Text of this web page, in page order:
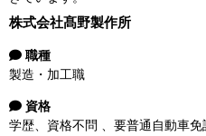
株式会社髙野製作所
職種
製造・加工職
資格
学歴、資格不問 、要普通自動車